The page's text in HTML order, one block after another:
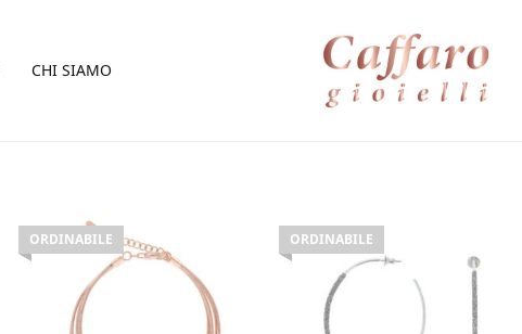
CHI SIAMO
ORDINABILE ORDINABILE